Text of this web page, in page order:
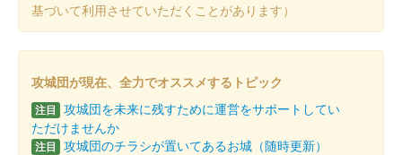
安中城 御城印 秋限定版
安中城 御城印
基づいて利用させていただくことがあります）
攻城団が現在、全力でオススメするトピック
注目 攻城団を未来に残すために運営をサポートしてい
ただけませんか
注目 攻城団のチラシが置いてあるお城（随時更新）